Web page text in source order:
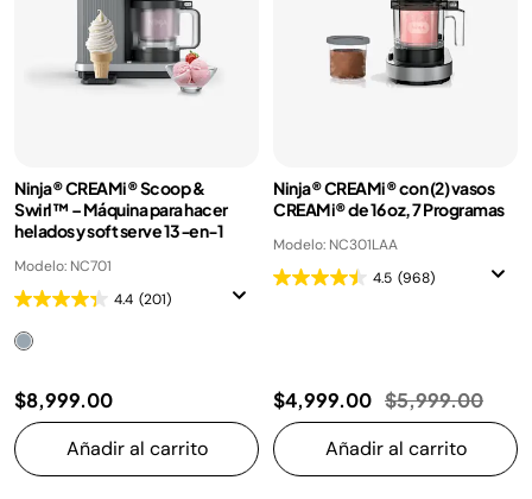
Ninja® CREAMi® Scoop &
Swirl™ – Máquina para hacer
helados y soft serve 13‑en‑1
Modelo: NC701
4.4 (201)
$8,999.00
Añadir al carrito
Ninja® CREAMi® con (2) vasos
CREAMi® de 16 oz, 7 Programas
Modelo: NC301LAA
4.5 (968)
$4,999.00 Precio
$5,999.00a
Añadir al carrito